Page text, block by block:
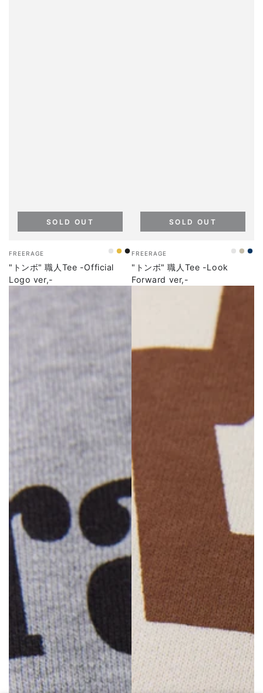
ベ
ン
ダ
ー
FREERAGE WHITE
YELLOW
SUMI
"トンボ" 職人Tee -Official
Logo ver,-
SOLD OUT
ベ
ン
ダ
ー
FREERAGE WHITE
"トンボ" 職人Tee -Look
Forward ver,-
SOLD OUT